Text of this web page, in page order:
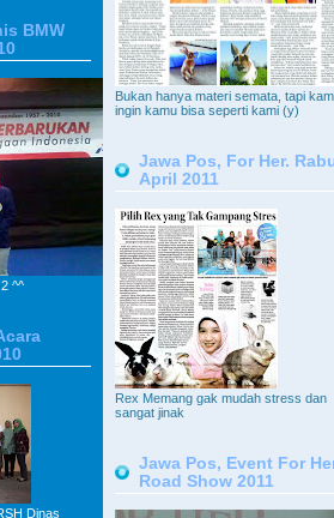
Bukan hanya materi semata, tapi
ingin kamu bisa seperti kami (y)
Jawa Pos, For Her.
April 2011
Rex Memang gak mudah stress dan
sangat jinak
Jawa Pos, Event For
Road Show 2011
BMW
^^
Dinas